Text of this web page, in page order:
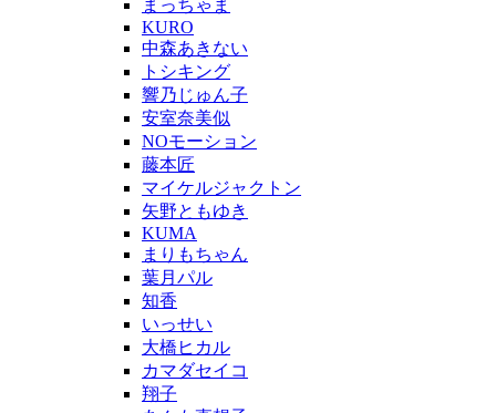
まっちゃま
KURO
中森あきない
トシキング
響乃じゅん子
安室奈美似
NOモーション
藤本匠
マイケルジャクトン
矢野ともゆき
KUMA
まりもちゃん
葉月パル
知香
いっせい
大橋ヒカル
カマダセイコ
翔子